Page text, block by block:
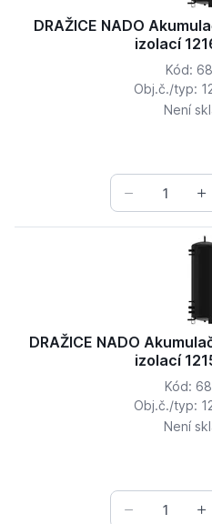
DRAŽICE NADO
izolací
Kód:
Obj.č./typ:
Není
DRAŽICE NADO
izolací
Kód:
Obj.č./typ:
Není